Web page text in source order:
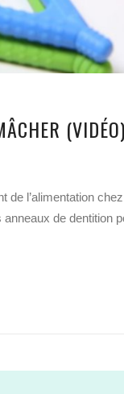
(VIDÉO)
de l’alimentation
de dentition